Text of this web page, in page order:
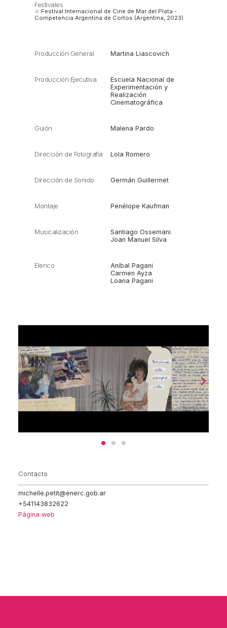
Festivales
☆ Festival Internacional de Cine de Mar del Plata -
Competencia Argentina de Cortos (Argentina, 2023)
Producción General Martina Liascovich
Producción Ejecutiva
Escuela Nacional de
Experimentación y
Realización
Cinematográfica
Guión Malena Pardo
Dirección de Fotografía Lola Romero
Dirección de Sonido Germán Guillermet
Montaje Penélope Kaufman
Musicalización
Santiago Ossemani
Joan Manuel Silva
Elenco
Aníbal Pagani
Carmen Ayza
Loana Pagani
Contacto
michelle.petit@enerc.gob.ar
+541143832622
Página web